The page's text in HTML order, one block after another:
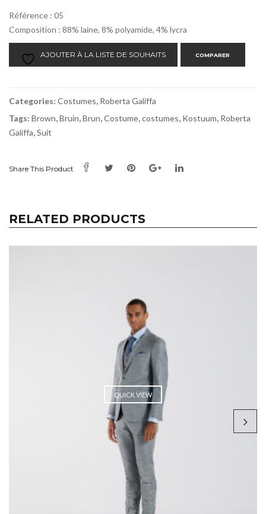
Référence : 05
Composition : 88% laine, 8% polyamide, 4% lycra
AJOUTER À LA LISTE DE SOUHAITS COMPARER
Categories: Costumes, Roberta Galiffa
Tags: Brown,Bruin,Brun,Costume,costumes, Kostuum, Roberta
Galiffa,Suit
Share This Product
RELATED PRODUCTS
QUICK VIEW